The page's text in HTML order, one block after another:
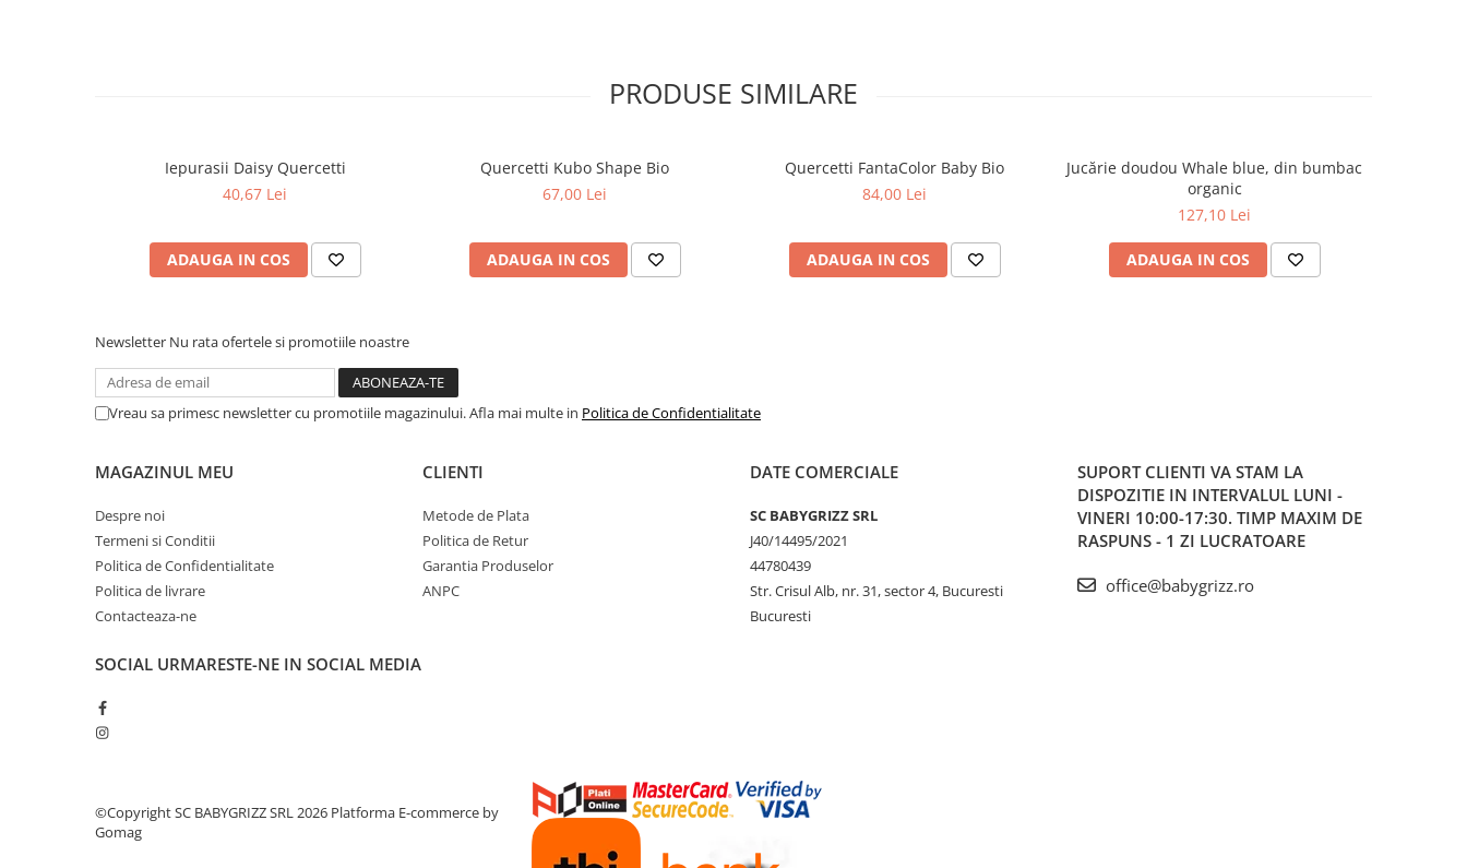
PRODUSE SIMILARE
Iepurasii Daisy Quercetti
40,67 Lei
ADAUGA IN COS
Quercetti Kubo Shape Bio
67,00 Lei
ADAUGA IN COS
Quercetti FantaColor Baby Bio
84,00 Lei
ADAUGA IN COS
Jucărie doudou Whale blue, din bumbac
organic
127,10 Lei
ADAUGA IN COS
Newsletter Nu rata ofertele si promotiile noastre
Vreau sa primesc newsletter cu promotiile magazinului. Afla mai multe in Politica de Confidentialitate
MAGAZINUL MEU
Despre noi
Termeni si Conditii
Politica de Confidentialitate
Politica de livrare
Contacteaza-ne
CLIENTI
Metode de Plata
Politica de Retur
Garantia Produselor
ANPC
DATE COMERCIALE
SC BABYGRIZZ SRL
J40/14495/2021
44780439
Str. Crisul Alb, nr. 31, sector 4, Bucuresti
Bucuresti
SUPORT CLIENTI VA STAM LA
DISPOZITIE IN INTERVALUL LUNI -
VINERI 10:00-17:30. TIMP MAXIM DE
RASPUNS - 1 ZI LUCRATOARE
office@babygrizz.ro
SOCIAL URMARESTE-NE IN SOCIAL MEDIA
©Copyright SC BABYGRIZZ SRL 2026 Platforma E-commerce by
Gomag